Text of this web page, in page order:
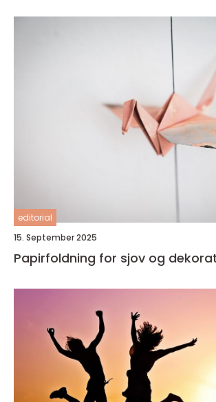
editorial
15. September 2025
Papirfoldning for sjov og